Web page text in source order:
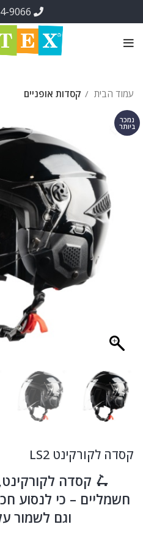
עמוד הבית קסדות אופניים
נמכר
ביותר
קסדה לקורקינט LS2
🛴 קסדה לקורקינט,
חשמליים – כי לנסוע
וגם לשמור